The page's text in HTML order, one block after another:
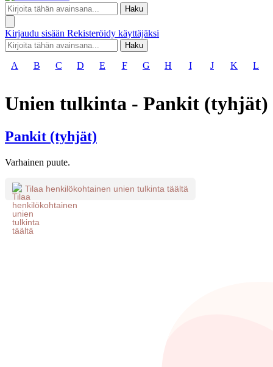
Haku
Kirjaudu sisään Rekisteröidy käyttäjäksi
Haku
A B C D E F G H I J K L
Unien tulkinta - Pankit (tyhjät)
Pankit (tyhjät)
Varhainen puute.
Tilaa henkilökohtainen unien tulkinta täältä